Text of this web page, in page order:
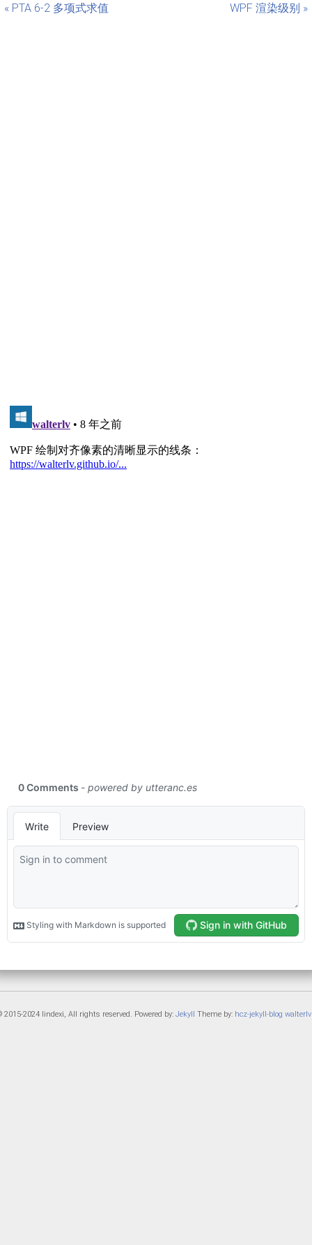
« PTA 6-2 多项式求值 WPF 渲染级别 »
2015-2024 lindexi, All rights reserved. Powered by: Jekyll Theme by: hcz-jekyll-blog walterlv